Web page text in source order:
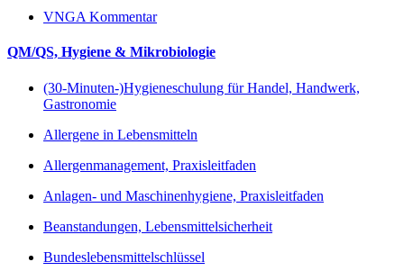
VNGA Kommentar
QM/QS, Hygiene & Mikrobiologie
(30-Minuten-)Hygieneschulung für Handel, Handwerk,
Gastronomie
Allergene in Lebensmitteln
Allergenmanagement, Praxisleitfaden
Anlagen- und Maschinenhygiene, Praxisleitfaden
Beanstandungen, Lebensmittelsicherheit
Bundeslebensmittelschlüssel